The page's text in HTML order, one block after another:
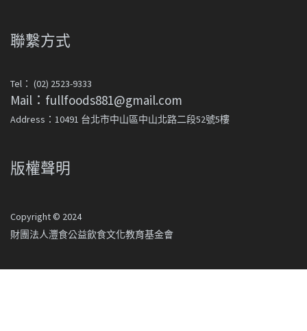
聯繫方式
Tel： (02) 2523-9333
Mail：fullfoods881@gmail.com
Address：10491 台北市中山區中山北路二段52號5樓
版權聲明
Copyright © 2024
財團法人灃食公益飲食文化教育基金會